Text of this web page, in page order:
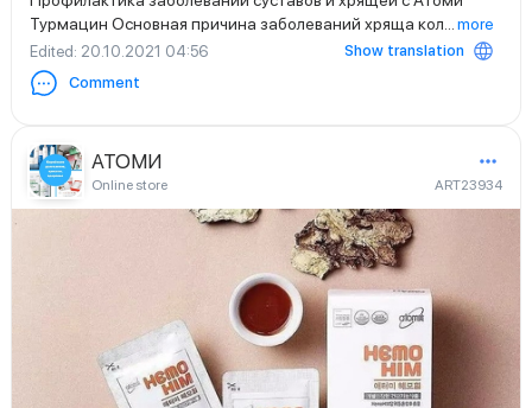
Турмацин Основная причина заболеваний хряща кол
more
Edited: 20.10.2021 04:56
Show translation
Comment
АТОМИ
Online store ART23934